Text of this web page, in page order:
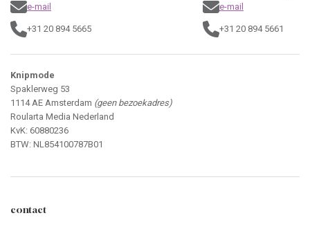
e-mail
+31 20 894 5665
e-mail
+31 20 894 5661
Knipmode
Spaklerweg 53
1114 AE Amsterdam (geen bezoekadres)
Roularta Media Nederland
KvK: 60880236
BTW: NL854100787B01
contact